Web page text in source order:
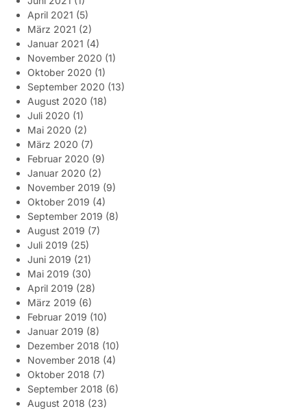
April 2021 (5)
März 2021 (2)
Januar 2021 (4)
November 2020 (1)
Oktober 2020 (1)
September 2020 (13)
August 2020 (18)
Juli 2020 (1)
Mai 2020 (2)
März 2020 (7)
Februar 2020 (9)
Januar 2020 (2)
November 2019 (9)
Oktober 2019 (4)
September 2019 (8)
August 2019 (7)
Juli 2019 (25)
Juni 2019 (21)
Mai 2019 (30)
April 2019 (28)
März 2019 (6)
Februar 2019 (10)
Januar 2019 (8)
Dezember 2018 (10)
November 2018 (4)
Oktober 2018 (7)
September 2018 (6)
August 2018 (23)